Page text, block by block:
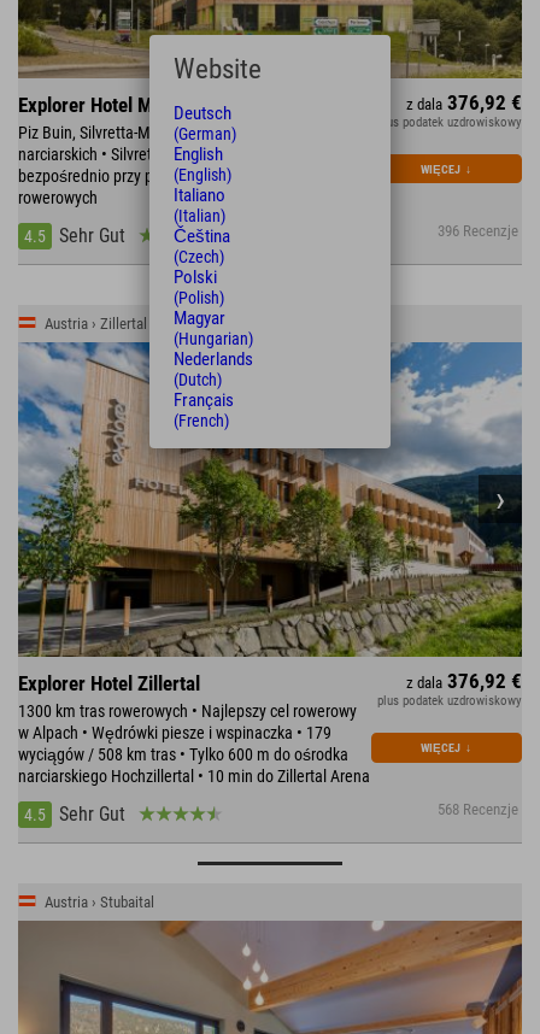
Explorer Hotel Montafon
Piz Buin, Silvretta-Montafon z 300 km tras
narciarskich • Silvretta High Alpine Road •
bezpośrednio przy plaży górskiej, 270 km tras
rowerowych
4.5
Sehr Gut 396 Recenzje
z dala 376,92 €
plus podatek uzdrowiskowy
WIĘCEJ ↓
Austria › Zillertal › Kaltenbach
Explorer Hotel Zillertal
1300 km tras rowerowych • Najlepszy cel rowerowy
w Alpach • Wędrówki piesze i wspinaczka • 179
wyciągów / 508 km tras • Tylko 600 m do ośrodka
narciarskiego Hochzillertal • 10 min do Zillertal Arena
4.5
Sehr Gut 568 Recenzje
z dala 376,92 €
plus podatek uzdrowiskowy
WIĘCEJ ↓
Austria › Stubaital
Website
Deutsch
(German)
English
(English)
Italiano
(Italian)
Čeština
(Czech)
Polski
(Polish)
Magyar
(Hungarian)
Nederlands
(Dutch)
Français
(French)